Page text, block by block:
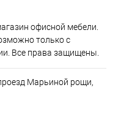
офисной мебели.
только с
Все права защищены.
Марьиной рощи,